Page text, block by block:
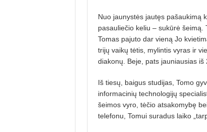
Nuo jaunystės jautęs pašaukimą
pasauliečio keliu – sukūrė
Tomas pajuto dar vieną Jo
trijų vaikų tėtis, mylintis vyras ir
diakonų. Beje, pats jauniausias iš
Iš tiesų, baigus studijas, Tomo
informacinių technologijų
šeimos vyro, tėčio atsakomybę
telefonu, Tomui suradus laiko